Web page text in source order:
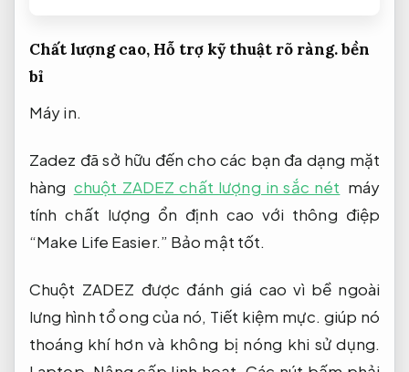
Chất lượng cao, Hỗ trợ kỹ thuật rõ ràng.bền
bỉ
Máy in.
Zadez đã sở hữu đến cho các bạn đa dạng mặt
hàng chuột ZADEZ chất lượng in sắc nét máy
tính chất lượng ổn định cao với thông điệp
“Make Life Easier.” Bảo mật tốt.
Chuột ZADEZ được đánh giá cao vì bề ngoài
lưng hình tổ ong của nó, Tiết kiệm mực. giúp nó
thoáng khí hơn và không bị nóng khi sử dụng.